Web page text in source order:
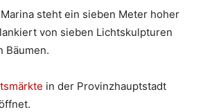
steht ein sieben Meter hoher
von sieben Lichtskulpturen
Bäumen.
in der Provinzhauptstadt